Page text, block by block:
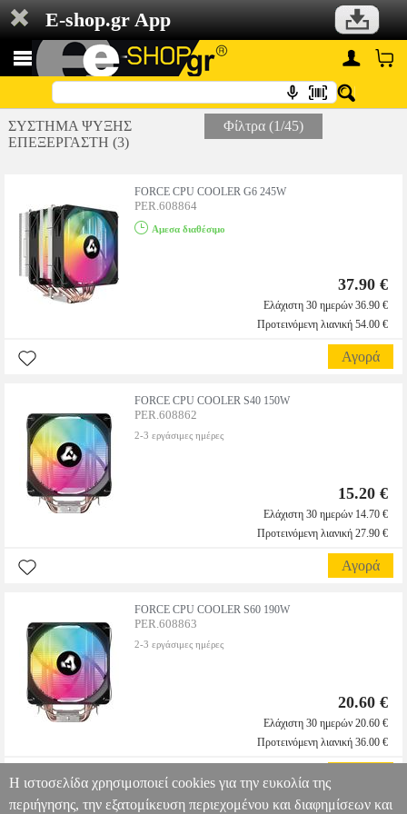
E-shop.gr App
ΣΥΣΤΗΜΑ ΨΥΞΗΣ
ΕΠΕΞΕΡΓΑΣΤΗ (3)
Φίλτρα (1/45)
FORCE CPU COOLER G6 245W
PER.608864
Αμεσα διαθέσιμο
37.90 €
Ελάχιστη 30 ημερών 36.90 €
Προτεινόμενη λιανική 54.00 €
Αγορά
FORCE CPU COOLER S40 150W
PER.608862
2-3 εργάσιμες ημέρες
15.20 €
Ελάχιστη 30 ημερών 14.70 €
Προτεινόμενη λιανική 27.90 €
Αγορά
FORCE CPU COOLER S60 190W
PER.608863
2-3 εργάσιμες ημέρες
20.60 €
Ελάχιστη 30 ημερών 20.60 €
Προτεινόμενη λιανική 36.00 €
Η ιστοσελίδα χρησιμοποιεί cookies για την ευκολία της
περιήγησης, την εξατομίκευση περιεχομένου και διαφημίσεων και